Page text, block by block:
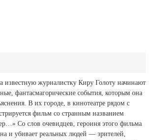
известную журналистку Киру Голоту начинают
фантасмагорические события, которым она
В их городе, в кинотеатре рядом с
фильм со странным названием
Со слов очевидцев, героиня этого фильма
и убивает реальных людей — зрителей,